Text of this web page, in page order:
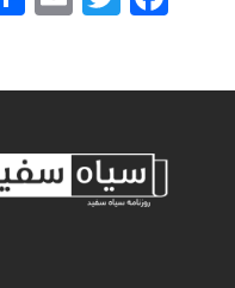
a
e
b
o
o
wi
er
m